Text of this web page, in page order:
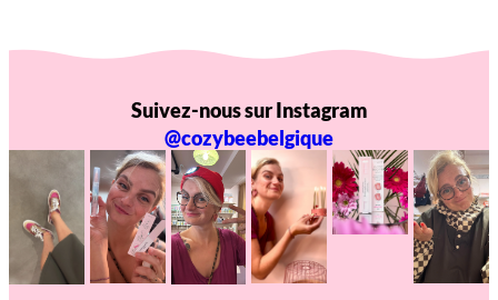
Suivez-nous sur Instagram
@cozybeebelgique